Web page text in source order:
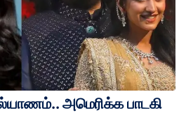
அமெரிக்க பாடகி